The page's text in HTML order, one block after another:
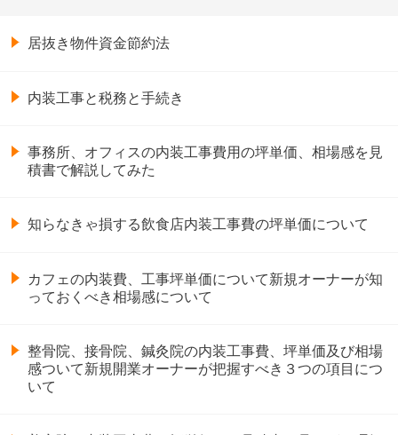
居抜き物件資金節約法
内装工事と税務と手続き
事務所、オフィスの内装工事費用の坪単価、相場感を見
積書で解説してみた
知らなきゃ損する飲食店内装工事費の坪単価について
カフェの内装費、工事坪単価について新規オーナーが知
っておくべき相場感について
整骨院、接骨院、鍼灸院の内装工事費、坪単価及び相場
感ついて新規開業オーナーが把握すべき３つの項目につ
いて